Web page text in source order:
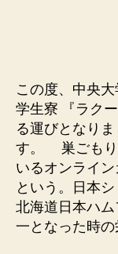
この度、中央
学生寮 『ラク
る運びとなり
す。 巣ごもり
いるオンライ
という。日本
北海道日本ハ
一となった時の